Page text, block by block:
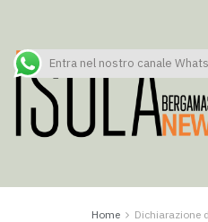
Home Dichiarazione
Entra nel nostro canale